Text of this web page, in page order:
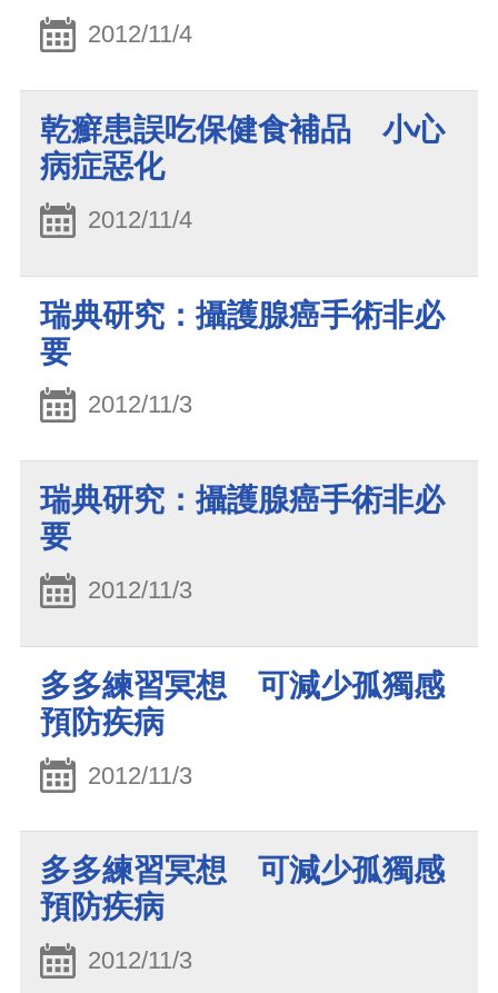
2012/11/4
乾癬患誤吃保健食補品 小心
病症惡化
2012/11/4
瑞典研究：攝護腺癌手術非必
要
2012/11/3
瑞典研究：攝護腺癌手術非必
要
2012/11/3
多多練習冥想 可減少孤獨感
預防疾病
2012/11/3
多多練習冥想 可減少孤獨感
預防疾病
2012/11/3